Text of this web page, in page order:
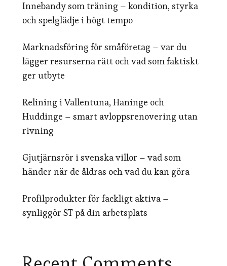
Innebandy som träning – kondition, styrka
och spelglädje i högt tempo
Marknadsföring för småföretag – var du
lägger resurserna rätt och vad som faktiskt
ger utbyte
Relining i Vallentuna, Haninge och
Huddinge – smart avloppsrenovering utan
rivning
Gjutjärnsrör i svenska villor – vad som
händer när de åldras och vad du kan göra
Profilprodukter för fackligt aktiva –
synliggör ST på din arbetsplats